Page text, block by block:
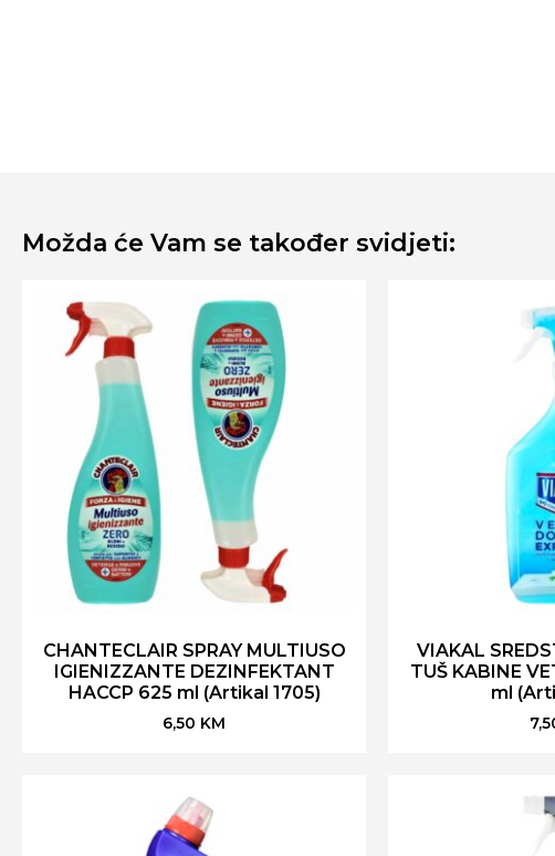
Možda će Vam se također svidjeti:
CHANTECLAIR SPRAY MULTIUSO
IGIENIZZANTE DEZINFEKTANT
HACCP 625 ml (Artikal 1705)
6,50 KM
VIAKAL
TUŠ KABINE
ml